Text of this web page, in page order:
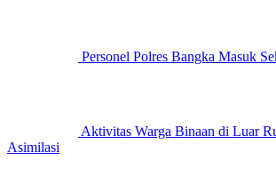
Personel Polres Bangka Masuk
Aktivitas Warga Binaan di Luar
Asimilasi